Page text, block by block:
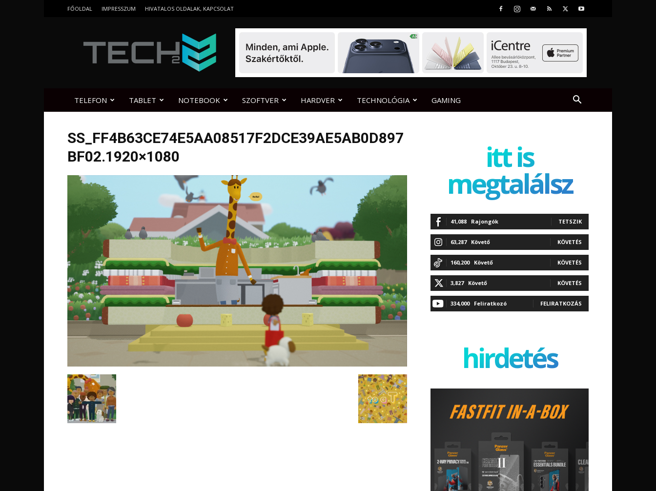
FŐOLDAL IMPRESSZUM HIVATALOS OLDALAK, KAPCSOLAT
TELEFON TABLET NOTEBOOK SZOFTVER HARDVER TECHNOLÓGIA GAMING
SS_FF4B63CE74E5AA08517F2DCE39AE5AB0D897
BF02.1920×1080
itt is
megtalálsz
41,088 Rajongók TETSZIK
63,287 Követő KÖVETÉS
160,200 Követő KÖVETÉS
3,827 Követő KÖVETÉS
334,000 Feliratkozó FELIRATKOZÁS
hirdetés